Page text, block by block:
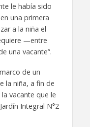
le había sido
una primera
a la niña el
—entre
una vacante”.
de un
la niña, a fin de
vacante que le
Integral N°2